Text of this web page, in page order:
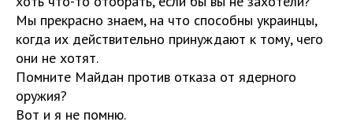
Мы прекрасно знаем, на что способны украинцы,
когда их действительно принуждают к тому, чего
они не хотят.
Помните Майдан против отказа от ядерного
оружия?
Вот и я не помню.